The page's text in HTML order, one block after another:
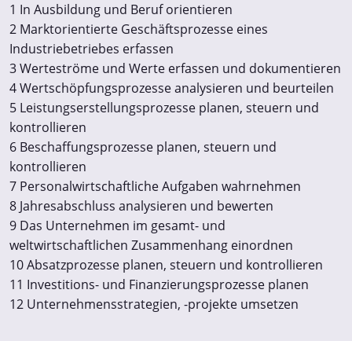
1 In Ausbildung und Beruf orientieren
2 Marktorientierte Geschäftsprozesse eines
Industriebetriebes erfassen
3 Werteströme und Werte erfassen und dokumentieren
4 Wertschöpfungsprozesse analysieren und beurteilen
5 Leistungserstellungsprozesse planen, steuern und
kontrollieren
6 Beschaffungsprozesse planen, steuern und
kontrollieren
7 Personalwirtschaftliche Aufgaben wahrnehmen
8 Jahresabschluss analysieren und bewerten
9 Das Unternehmen im gesamt- und
weltwirtschaftlichen Zusammenhang einordnen
10 Absatzprozesse planen, steuern und kontrollieren
11 Investitions- und Finanzierungsprozesse planen
12 Unternehmensstrategien, -projekte umsetzen